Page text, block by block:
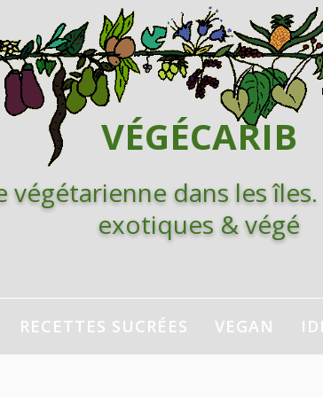
VÉGÉCARIB
végétarienne dans les
exotiques & végé
RECETTES SUCRÉES VEGAN